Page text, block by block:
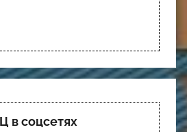
в соцсетях